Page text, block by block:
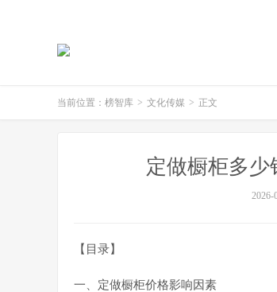
当前位置： 榜智库 > 文化传媒 > 正文
定做橱柜多
2026-
【目录】
一、定做橱柜价格影响因素